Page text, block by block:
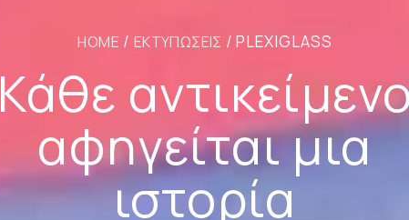
HOME / ΕΚΤΥΠΏΣΕΙΣ / PLEXIGLASS
Κάθε
αφηγείται μια
ιστορία